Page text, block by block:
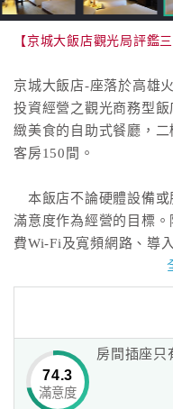
店
訂
HOT
特
色
宿
球
網
【京城大飯店觀光局評鑑
京城大飯店-座落於高雄
投資經營之觀光商務型
緻美食的自助式餐廳，
客房150間。
本飯店不論硬體設備或
滿意度作為經營的目標
費Wi-Fi及寬頻網路、導
心，並加強員工訓練、
與親切誠懇的問候，滿
京城大飯店-專為商務
及東南亞各國旅客青睞
了面對高雄火車站的地
74.3
滿意度
房間插座只